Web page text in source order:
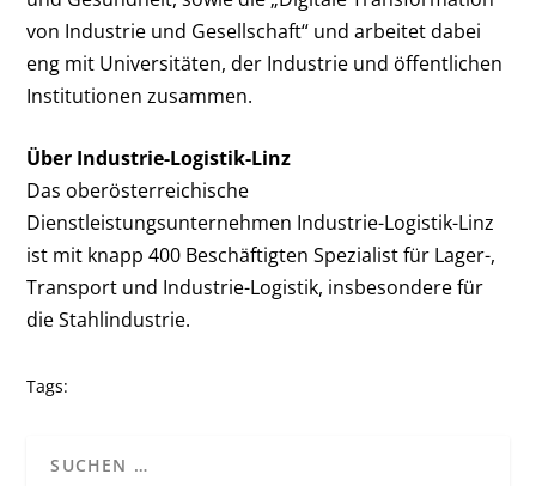
von Industrie und Gesellschaft“ und arbeitet dabei
eng mit Universitäten, der Industrie und öffentlichen
Institutionen zusammen.
Über Industrie-Logistik-Linz
Das oberösterreichische
Dienstleistungsunternehmen Industrie-Logistik-Linz
ist mit knapp 400 Beschäftigten Spezialist für Lager-,
Transport und Industrie-Logistik, insbesondere für
die Stahlindustrie.
Tags: